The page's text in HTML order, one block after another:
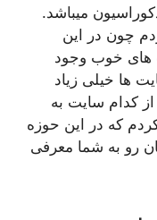
میباشد.
چون در این
های خوب وجود
ها خیلی زیاد
کدام سایت به
که در این حوزه
رو به شما معرفی